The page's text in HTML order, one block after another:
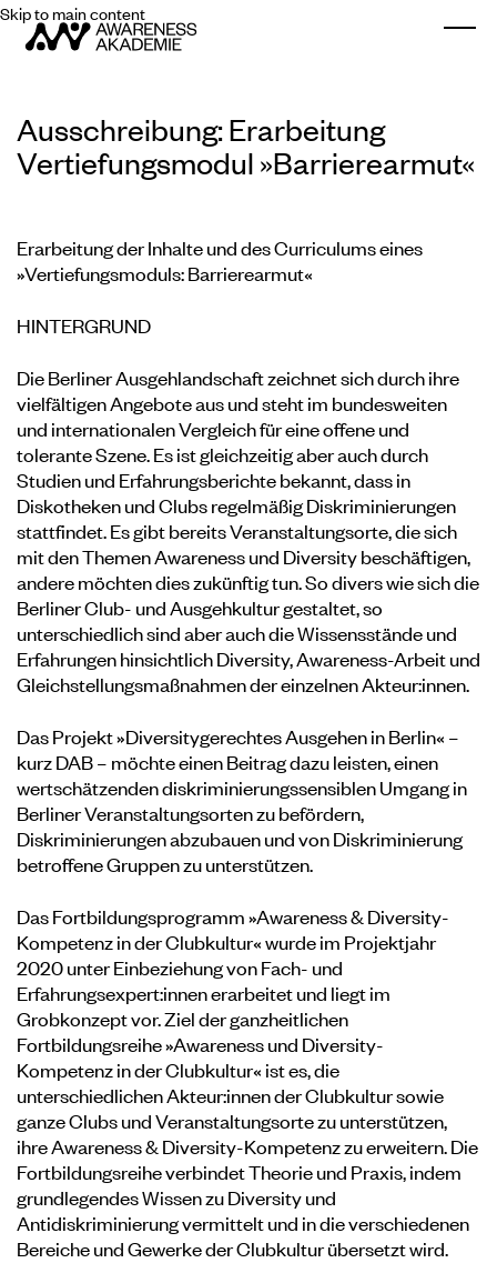
Skip to main content
Ausschreibung: Erarbeitung
Vertiefungsmodul »Barrierearmut«
Erarbeitung der Inhalte und des Curriculums eines
»Vertiefungsmoduls: Barrierearmut«
HINTERGRUND
Die Berliner Ausgehlandschaft zeichnet sich durch ihre
vielfältigen Angebote aus und steht im bundesweiten
und internationalen Vergleich für eine offene und
tolerante Szene. Es ist gleichzeitig aber auch durch
Studien und Erfahrungsberichte bekannt, dass in
Diskotheken und Clubs regelmäßig Diskriminierungen
stattfindet. Es gibt bereits Veranstaltungsorte, die sich
mit den Themen Awareness und Diversity beschäftigen,
andere möchten dies zukünftig tun. So divers wie sich die
Berliner Club- und Ausgehkultur gestaltet, so
unterschiedlich sind aber auch die Wissensstände und
Erfahrungen hinsichtlich Diversity, Awareness-Arbeit und
Gleichstellungsmaßnahmen der einzelnen Akteur:innen.
Das Projekt »Diversitygerechtes Ausgehen in Berlin« –
kurz DAB – möchte einen Beitrag dazu leisten, einen
wertschätzenden diskriminierungssensiblen Umgang in
Berliner Veranstaltungsorten zu befördern,
Diskriminierungen abzubauen und von Diskriminierung
betroffene Gruppen zu unterstützen.
Das Fortbildungsprogramm »Awareness & Diversity-
Kompetenz in der Clubkultur« wurde im Projektjahr
2020 unter Einbeziehung von Fach- und
Erfahrungsexpert:innen erarbeitet und liegt im
Grobkonzept vor. Ziel der ganzheitlichen
Fortbildungsreihe »Awareness und Diversity-
Kompetenz in der Clubkultur« ist es, die
unterschiedlichen Akteur:innen der Clubkultur sowie
ganze Clubs und Veranstaltungsorte zu unterstützen,
ihre Awareness & Diversity-Kompetenz zu erweitern. Die
Fortbildungsreihe verbindet Theorie und Praxis, indem
grundlegendes Wissen zu Diversity und
Antidiskriminierung vermittelt und in die verschiedenen
Bereiche und Gewerke der Clubkultur übersetzt wird.